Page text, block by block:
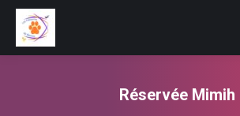
Réservée Mimih